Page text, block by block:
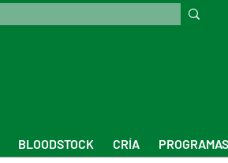
BLOODSTOCK CRÍA